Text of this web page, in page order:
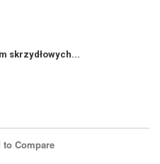
skrzydłowych...
to Compare